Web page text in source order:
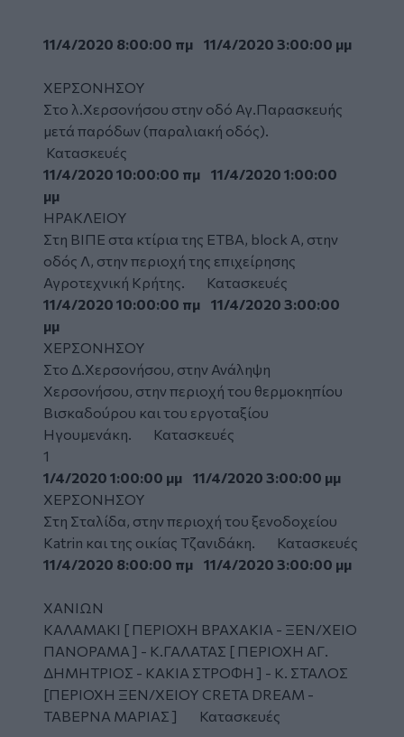
11/4/2020 8:00:00 πμ 11/4/2020 3:00:00 μμ
ΧΕΡΣΟΝΗΣΟΥ
Στο λ.Χερσονήσου στην οδό Αγ.Παρασκευής
μετά παρόδων (παραλιακή οδός).
Κατασκευές
11/4/2020 10:00:00 πμ 11/4/2020 1:00:00
μμ
ΗΡΑΚΛΕΙΟΥ
Στη ΒΙΠΕ στα κτίρια της ΕΤΒΑ, block A, στην
οδός Λ, στην περιοχή της επιχείρησης
Αγροτεχνική Κρήτης. Κατασκευές
11/4/2020 10:00:00 πμ 11/4/2020 3:00:00
μμ
ΧΕΡΣΟΝΗΣΟΥ
Στο Δ.Χερσονήσου, στην Ανάληψη
Χερσονήσου, στην περιοχή του θερμοκηπίου
Βισκαδούρου και του εργοταξίου
Ηγουμενάκη. Κατασκευές
1
1/4/2020 1:00:00 μμ 11/4/2020 3:00:00 μμ
ΧΕΡΣΟΝΗΣΟΥ
Στη Σταλίδα, στην περιοχή του ξενοδοχείου
Katrin και της οικίας Τζανιδάκη. Κατασκευές
11/4/2020 8:00:00 πμ 11/4/2020 3:00:00 μμ
ΧΑΝΙΩΝ
ΚΑΛΑΜΑΚΙ [ ΠΕΡΙΟΧΗ ΒΡΑΧΑΚΙΑ - ΞΕΝ/ΧΕΙΟ
ΠΑΝΟΡΑΜΑ ] - Κ.ΓΑΛΑΤΑΣ [ ΠΕΡΙΟΧΗ ΑΓ.
ΔΗΜΗΤΡΙΟΣ - ΚΑΚΙΑ ΣΤΡΟΦΗ ] - Κ. ΣΤΑΛΟΣ
[ΠΕΡΙΟΧΗ ΞΕΝ/ΧΕΙΟΥ CRETA DREAM -
ΤΑΒΕΡΝΑ ΜΑΡΙΑΣ ] Κατασκευές